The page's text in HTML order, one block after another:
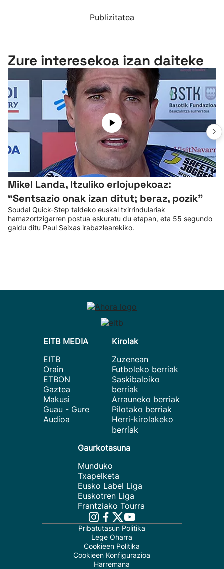
Publizitatea
Zure interesekoa izan daiteke
Mikel Landa, Itzuliko erlojupekoaz:
“Sentsazio onak izan ditut; beraz, pozik”
Soudal Quick-Step taldeko euskal txirrindulariak
hamazortzigarren postua eskuratu du etapan, eta 55 segundo
galdu ditu Paul Seixas irabazlearekiko.
EITB MEDIA
EITB
Orain
ETBON
Gaztea
Makusi
Guau - Gure
Audioa
Kirolak
Zuzenean
Futboleko berriak
Saskibaloiko
berriak
Arrauneko berriak
Pilotako berriak
Herri-kirolakeko
berriak
Gaurkotasuna
Munduko
Txapelketa
Eusko Label Liga
Euskotren Liga
Frantziako Tourra
Pribatutasun Politika
Lege Oharra
Cookieen Politika
Cookieen Konfigurazioa
Harremana